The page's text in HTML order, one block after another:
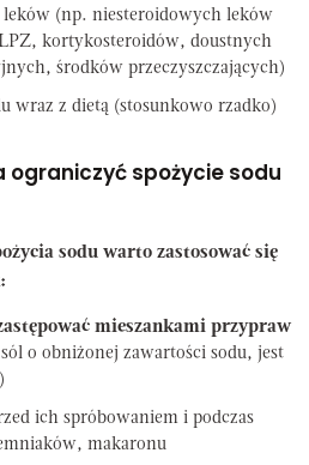
(np. niesteroidowych leków
kortykosteroidów, doustnych
środków przeczyszczających)
wraz z dietą (stosunkowo rzadko)
ograniczyć spożycie sodu
sodu warto zastosować się
mieszankami przypraw
o obniżonej zawartości sodu, jest
ich spróbowaniem i podczas
makaronu